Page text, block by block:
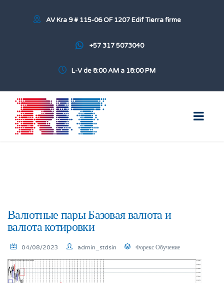
AV Kra 9 # 115-06 OF 1207 Edif Tierra firme
+57 317 5073040
L-V de 8:00 AM a 18:00 PM
Валютные пары Базовая валюта и
валюта котировки
04/08/2023 admin_stdsin Форекс Обучение